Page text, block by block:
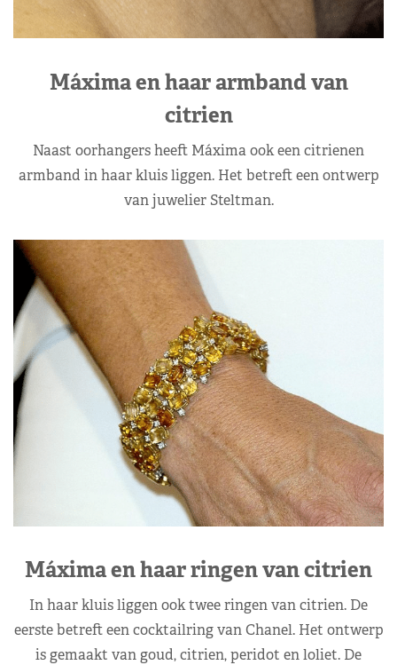
Máxima en haar armband van
citrien
Naast oorhangers heeft Máxima ook een citrienen
armband in haar kluis liggen. Het betreft een ontwerp
van juwelier Steltman.
Máxima en haar ringen van citrien
In haar kluis liggen ook twee ringen van citrien. De
eerste betreft een cocktailring van Chanel. Het ontwerp
is gemaakt van goud, citrien, peridot en loliet. De